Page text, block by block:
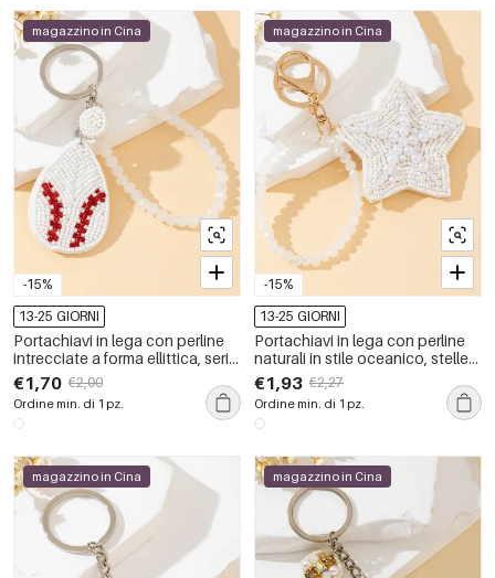
-15%
magazzino in Cina
13-25 GIORNI
Portachiavi in lega con perline
intrecciate a forma ellittica, serie
Simple, casual
€1,70 €2,00
Ordine min. di 1 pz.
-15%
magazzino in Cina
13-25 GIORNI
Portachiavi in lega con perline
naturali in stile oceanico, stelle
marine intrecciate, serie Simple.
€1,93 €2,27
Ordine min. di 1 pz.
magazzino in Cina magazzino in Cina